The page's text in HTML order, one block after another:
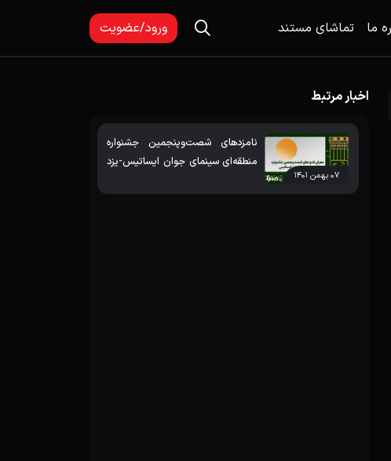
ما تماشای مستند ورود/عضویت
اخبار مرتبط
۰۷ بهمن ۱۴۰۱
نامزدهای شصت‌وپنجمین جشنواره
منطقه‌ای سینمای جوان ایساتیس-یزد